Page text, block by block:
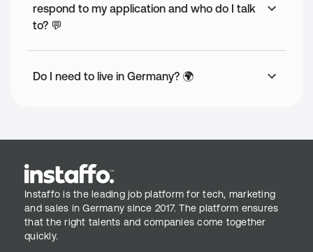
respond to my application and who do I talk
to? 💬
Do I need to live in Germany? 🌍
Instaffo is the leading job platform for tech, marketing
and sales in Germany since 2017. The platform ensures
that the right talents and companies come together
quickly.